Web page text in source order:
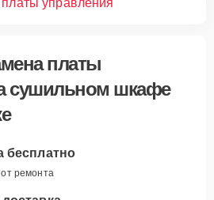
управления
платы
сушильном шкафе
бесплатно
ремонта